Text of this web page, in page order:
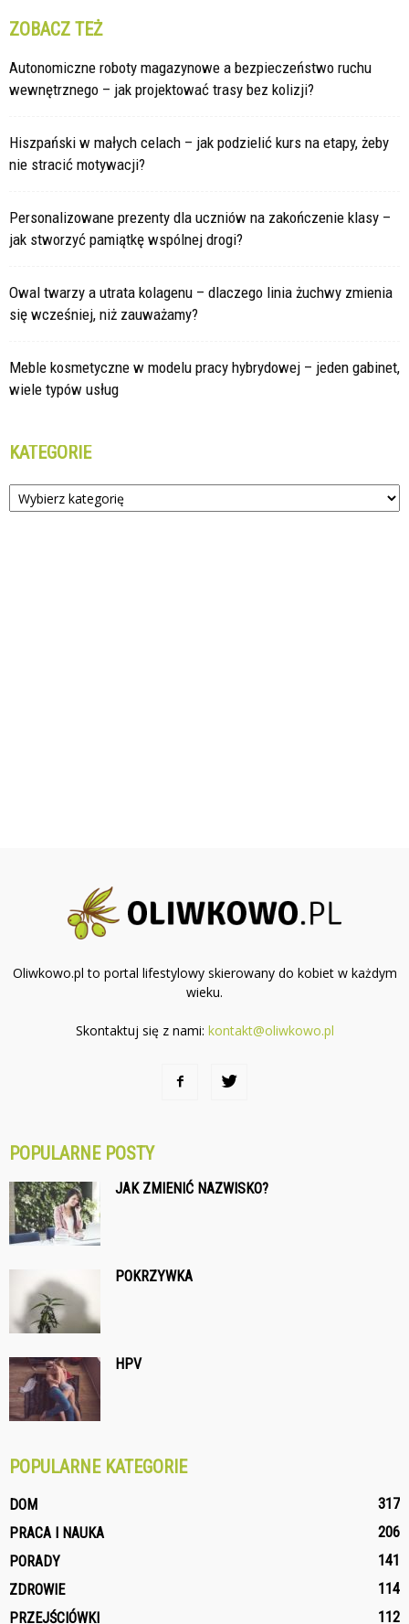
ZOBACZ TEŻ
Autonomiczne roboty magazynowe a bezpieczeństwo ruchu
wewnętrznego – jak projektować trasy bez kolizji?
Hiszpański w małych celach – jak podzielić kurs na etapy, żeby
nie stracić motywacji?
Personalizowane prezenty dla uczniów na zakończenie klasy –
jak stworzyć pamiątkę wspólnej drogi?
Owal twarzy a utrata kolagenu – dlaczego linia żuchwy zmienia
się wcześniej, niż zauważamy?
Meble kosmetyczne w modelu pracy hybrydowej – jeden gabinet,
wiele typów usług
KATEGORIE
Kategorie
Oliwkowo.pl to portal lifestylowy skierowany do kobiet w każdym
wieku.
Skontaktuj się z nami: kontakt@oliwkowo.pl
POPULARNE POSTY
JAK ZMIENIĆ NAZWISKO?
POKRZYWKA
HPV
POPULARNE KATEGORIE
DOM
317
PRACA I NAUKA
206
PORADY
141
ZDROWIE
114
PRZEJŚCIÓWKI
112